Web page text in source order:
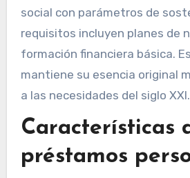
social con parámetros de
requisitos incluyen planes de
formación financiera básica.
mantiene su esencia original
a las necesidades del siglo XXI.
Características
préstamos